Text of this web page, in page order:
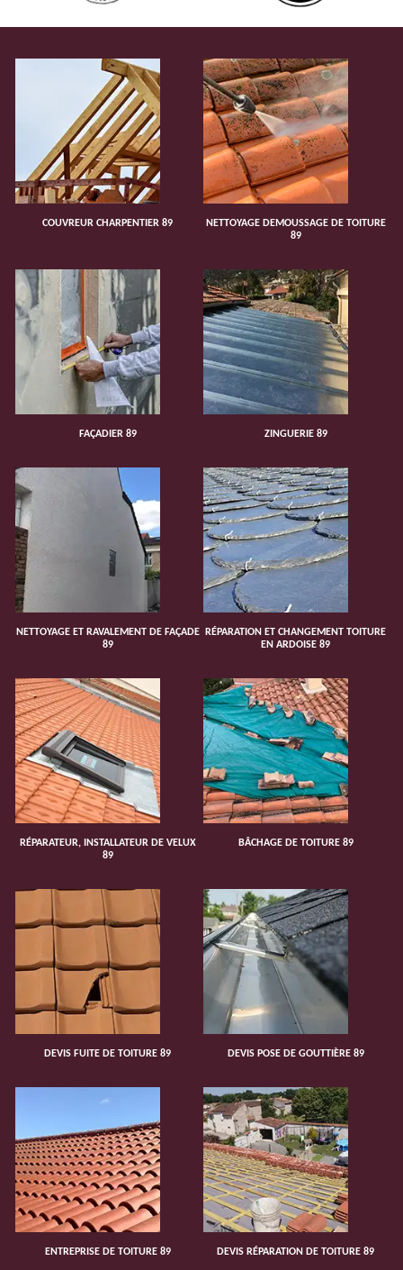
COUVREUR CHARPENTIER 89
NETTOYAGE DEMOUSSAGE DE TOITURE
89
FAÇADIER 89 ZINGUERIE 89
NETTOYAGE ET RAVALEMENT DE FAÇADE
89
RÉPARATION ET CHANGEMENT TOITURE
EN ARDOISE 89
RÉPARATEUR, INSTALLATEUR DE VELUX
89
BÂCHAGE DE TOITURE 89
DEVIS FUITE DE TOITURE 89 DEVIS POSE DE GOUTTIÈRE 89
ENTREPRISE DE TOITURE 89 DEVIS RÉPARATION DE TOITURE 89